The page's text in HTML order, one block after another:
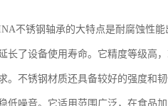
不锈钢轴承的大特点是耐腐蚀性
长了设备使用寿命。它精度等级高
。不锈钢材质还具备较好的强度和
低噪音。它适用范围广泛，在食品